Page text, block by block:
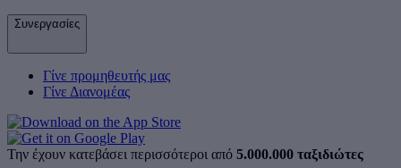
Συνεργασίες
Γίνε προμηθευτής μας
Γίνε Διανομέας
Την έχουν κατεβάσει περισσότεροι από 5.000.000 ταξιδιώτες